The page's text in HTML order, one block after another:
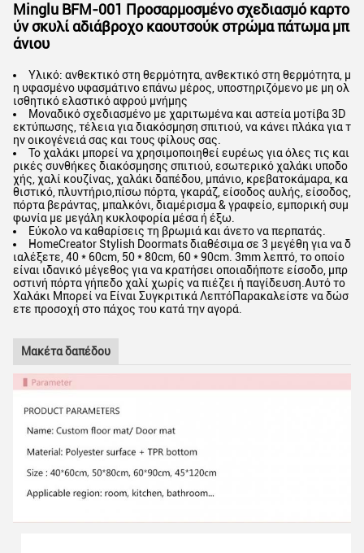
Minglu BFM-001 Προσαρμοσμένο σχεδιασμό καρτο
ύν σκυλί αδιάβροχο καουτσούκ στρώμα πάτωμα μπ
άνιου
Υλικό: ανθεκτικό στη θερμότητα, ανθεκτικό στη θερμότητα, μ
η υφασμένο υφασμάτινο επάνω μέρος, υποστηριζόμενο με μη ολ
ισθητικό ελαστικό αφρού μνήμης
Μοναδικό σχεδιασμένο με χαριτωμένα και αστεία μοτίβα 3D
εκτύπωσης, τέλεια για διακόσμηση σπιτιού, να κάνει πλάκα για τ
ην οικογένειά σας και τους φίλους σας.
Το χαλάκι μπορεί να χρησιμοποιηθεί ευρέως για όλες τις και
ρικές συνθήκες διακόσμησης σπιτιού, εσωτερικό χαλάκι υποδο
χής, χαλί κουζίνας, χαλάκι δαπέδου, μπάνιο, κρεβατοκάμαρα, κα
θιστικό, πλυντήριο,πίσω πόρτα, γκαράζ, είσοδος αυλής, είσοδος,
πόρτα βεράντας, μπαλκόνι, διαμέρισμα & γραφείο, εμπορική συμ
φωνία με μεγάλη κυκλοφορία μέσα ή έξω.
Εύκολο να καθαρίσεις τη βρωμιά και άνετο να περπατάς.
HomeCreator Stylish Doormats διαθέσιμα σε 3 μεγέθη για να δ
ιαλέξετε, 40 * 60cm, 50 * 80cm, 60 * 90cm. 3mm λεπτό, το οποίο
είναι ιδανικό μέγεθος για να κρατήσει οποιαδήποτε είσοδο, μπρ
οστινή πόρτα γήπεδο χαλί χωρίς να πιέζει ή παγίδευση.Αυτό το
Χαλάκι Μπορεί να Είναι Συγκριτικά ΛεπτόΠαρακαλείστε να δώσ
ετε προσοχή στο πάχος του κατά την αγορά.
Μακέτα δαπέδου